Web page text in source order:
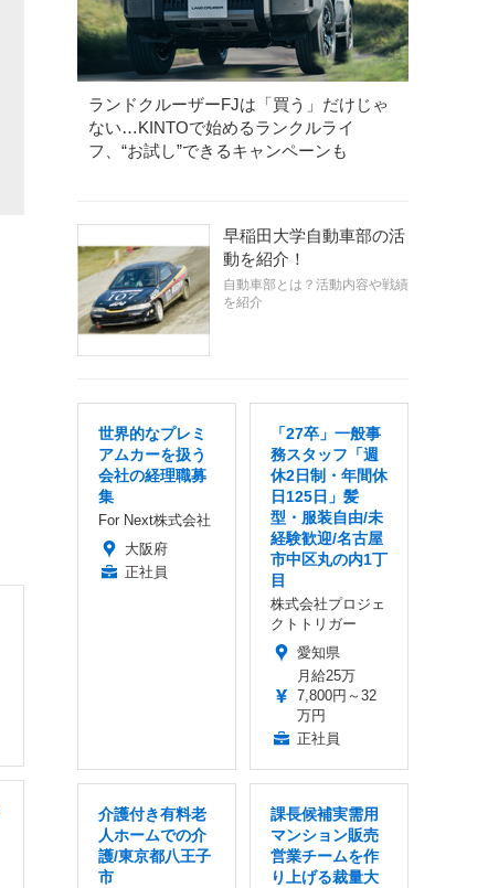
ランドクルーザーFJは「買う」だけじゃ
ない…KINTOで始めるランクルライ
フ、“お試し”できるキャンペーンも
早稲田大学自動車部の活
動を紹介！
自動車部とは？活動内容や戦績
を紹介
世界的なプレミ
アムカーを扱う
会社の経理職募
集
For Next株式会社
大阪府
正社員
「27卒」一般事
務スタッフ「週
休2日制・年間休
日125日」髪
型・服装自由/未
経験歓迎/名古屋
市中区丸の内1丁
目
株式会社プロジェ
クトトリガー
愛知県
月給25万
7,800円～32
万円
正社員
介護付き有料老
人ホームでの介
護/東京都八王子
市
課長候補実需用
マンション販売
営業チームを作
り上げる裁量大